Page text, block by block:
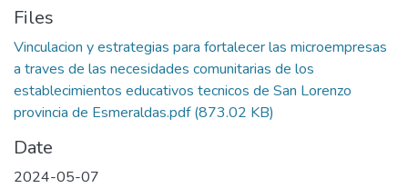
Files
Vinculacion y estrategias para fortalecer las microempresas
a traves de las necesidades comunitarias de los
establecimientos educativos tecnicos de San Lorenzo
provincia de Esmeraldas.pdf(873.02 KB)
Date
2024-05-07